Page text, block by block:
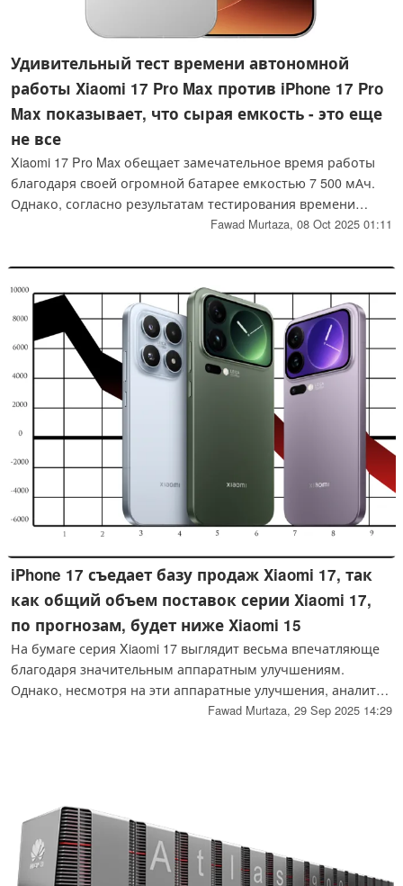
Удивительный тест времени автономной
работы Xiaomi 17 Pro Max против iPhone 17 Pro
Max показывает, что сырая емкость - это еще
не все
Xiaomi 17 Pro Max обещает замечательное время работы
благодаря своей огромной батарее емкостью 7 500 мАч.
Однако, согласно результатам тестирования времени
автономной работы, проведенного TechDroider, хотя Xiaomi
может сравниться с Apple iPhone 17 Pro Max.
Fawad Murtaza, 08 Oct 2025 01:11
iPhone 17 съедает базу продаж Xiaomi 17, так
как общий объем поставок серии Xiaomi 17,
по прогнозам, будет ниже Xiaomi 15
На бумаге серия Xiaomi 17 выглядит весьма впечатляюще
благодаря значительным аппаратным улучшениям.
Однако, несмотря на эти аппаратные улучшения, аналитик
Минг-Чи Куо утверждает, что серия Xiaomi 17 будет
Fawad Murtaza, 29 Sep 2025 14:29